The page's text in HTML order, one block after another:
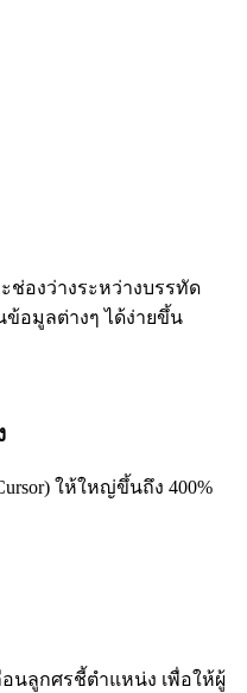
ช่องว่างระหว่างบรรทัด
ข้อมูลต่างๆ ได้ง่ายขึ้น
ให้ใหญ่ขึ้นถึง 400%
นลูกศรชี้ตำแหน่ง เพื่อให้ผู้